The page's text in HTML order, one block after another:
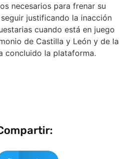
necesarios para frenar su
justificando la inacción
cuando está en juego
de Castilla y León y de la
concluido la plataforma.